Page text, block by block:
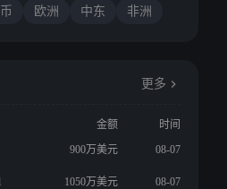
欧洲 中东 非洲
更多
金额
时间
900万美元 08-07
1050万美元 08-07